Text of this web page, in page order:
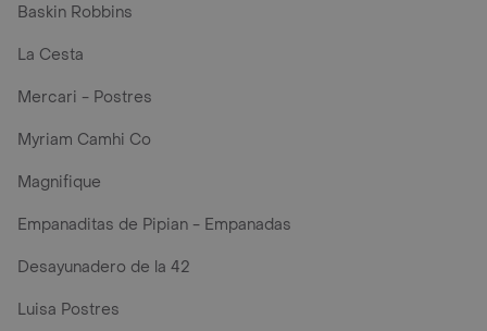
Baskin Robbins
La Cesta
Mercari - Postres
Myriam Camhi Co
Magnifique
Empanaditas de Pipian - Empanadas
Desayunadero de la 42
Luisa Postres